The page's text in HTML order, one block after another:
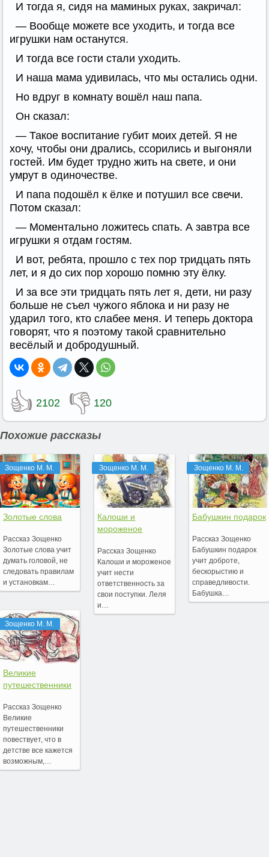
И тогда я, сидя на маминых руках, закричал:
— Вообще можете все уходить, и тогда все
игрушки нам останутся.
И тогда все гости стали уходить.
И наша мама удивилась, что мы остались одни.
Но вдруг в комнату вошёл наш папа.
Он сказал:
— Такое воспитание губит моих детей. Я не
хочу, чтобы они дрались, ссорились и выгоняли
гостей. Им будет трудно жить на свете, и они
умрут в одиночестве.
И папа подошёл к ёлке и потушил все свечи.
Потом сказал:
— Моментально ложитесь спать. А завтра все
игрушки я отдам гостям.
И вот, ребята, прошло с тех пор тридцать пять
лет, и я до сих пор хорошо помню эту ёлку.
И за все эти тридцать пять лет я, дети, ни разу
больше не съел чужого яблока и ни разу не
ударил того, кто слабее меня. И теперь доктора
говорят, что я поэтому такой сравнительно
весёлый и добродушный.
👍 2102 👎 120
Похожие рассказы
Зощенко М. М.
Золотые слова
Рассказ Зощенко
Золотые слова учит
думать головой, не
следовать правилам
и установкам…
Зощенко М. М.
Великие
путешественники
Рассказ Зощенко
Великие
путешественники
повествует, что в
детстве все кажется
возможным,…
Зощенко М. М.
Калоши и
мороженое
Рассказ Зощенко
Калоши и мороженое
учит нести
ответственность за
свои поступки. Леля
и…
Зощенко М. М.
Бабушкин подарок
Рассказ Зощенко
Бабушкин подарок
учит доброте,
бескорыстию и
справедливости.
Бабушка…